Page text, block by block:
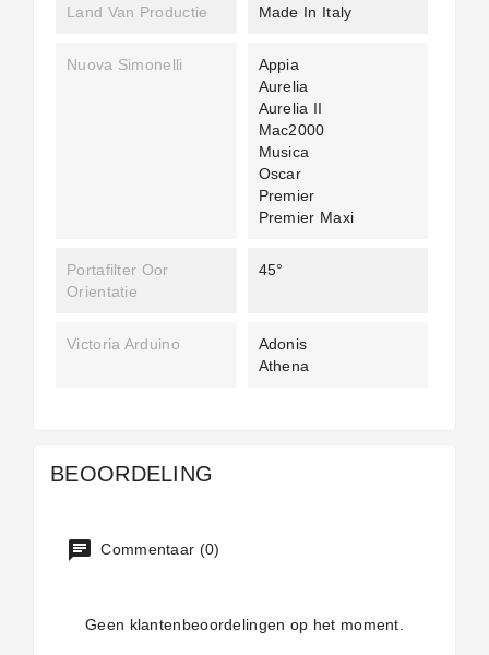
Land Van Productie Made In Italy
Nuova Simonelli
Appia
Aurelia
Aurelia II
Mac2000
Musica
Oscar
Premier
Premier Maxi
Portafilter Oor
Orientatie
45°
Victoria Arduino
Adonis
Athena
BEOORDELING
Commentaar (0)
Geen klantenbeoordelingen op het moment.